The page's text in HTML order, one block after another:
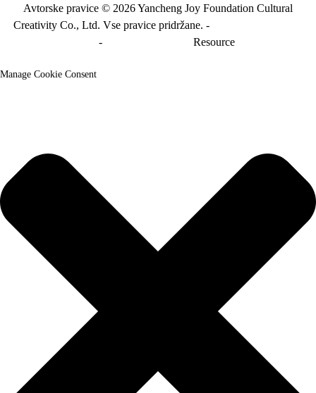
Avtorske pravice © 2026 Yancheng Joy Foundation Cultural
Creativity Co., Ltd. Vse pravice pridržane. -
- Resource
Manage Cookie Consent